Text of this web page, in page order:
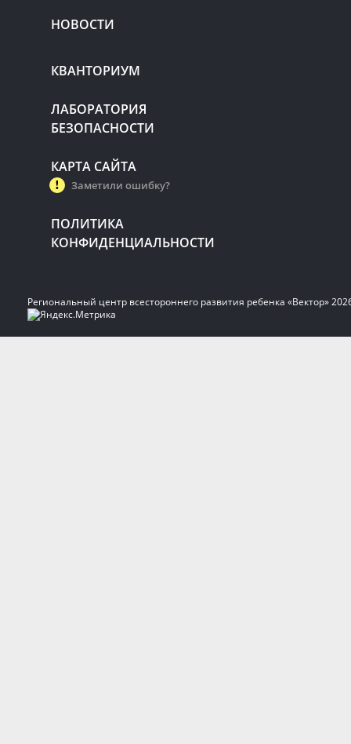
НОВОСТИ
КВАНТОРИУМ
ЛАБОРАТОРИЯ
БЕЗОПАСНОСТИ
КАРТА САЙТА
Заметили ошибку?
ПОЛИТИКА
КОНФИДЕНЦИАЛЬНОСТИ
Региональный центр всестороннего развития ребенка «Вектор»